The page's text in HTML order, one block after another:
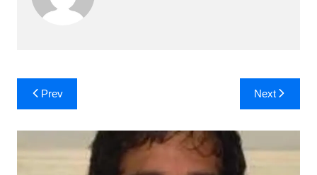
Navegación
de
entradas
Prev Next